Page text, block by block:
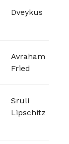
Dveykus
Avraham
Fried
Sruli
Lipschitz